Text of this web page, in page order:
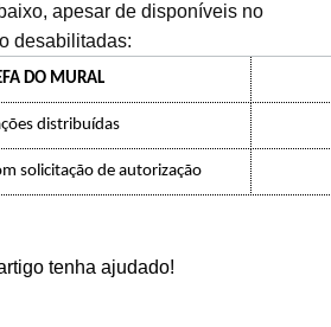
apesar de disponíveis no
desabilitadas:
DO MURAL
distribuídas
solicitação de autorização
tenha ajudado!